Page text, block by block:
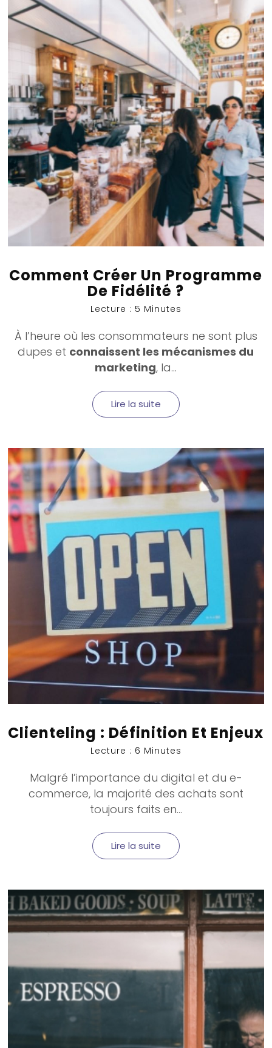
Comment Créer Un Programme
De Fidélité ?
Lecture : 5 Minutes
À l’heure où les consommateurs ne sont plus
dupes et connaissent les mécanismes du
marketing, la...
Lire la suite
Clienteling : Définition Et Enjeux
Lecture : 6 Minutes
Malgré l’importance du digital et du e-
commerce, la majorité des achats sont
toujours faits en...
Lire la suite